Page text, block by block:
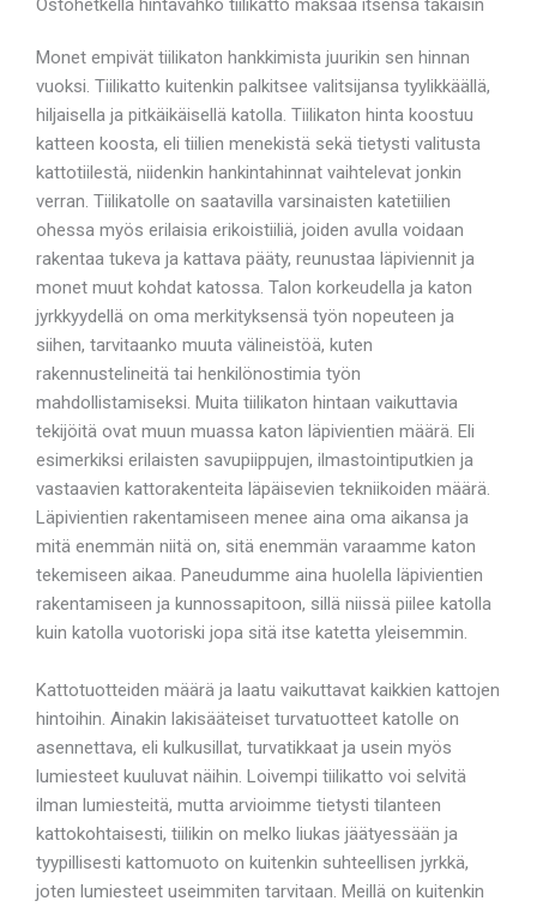
Ostohetkellä hintavahko tiilikatto maksaa itsensä takaisin
Monet empivät tiilikaton hankkimista juurikin sen hinnan
vuoksi. Tiilikatto kuitenkin palkitsee valitsijansa tyylikkäällä,
hiljaisella ja pitkäikäisellä katolla. Tiilikaton hinta koostuu
katteen koosta, eli tiilien menekistä sekä tietysti valitusta
kattotiilestä, niidenkin hankintahinnat vaihtelevat jonkin
verran. Tiilikatolle on saatavilla varsinaisten katetiilien
ohessa myös erilaisia erikoistiiliä, joiden avulla voidaan
rakentaa tukeva ja kattava pääty, reunustaa läpiviennit ja
monet muut kohdat katossa. Talon korkeudella ja katon
jyrkkyydellä on oma merkityksensä työn nopeuteen ja
siihen, tarvitaanko muuta välineistöä, kuten
rakennustelineitä tai henkilönostimia työn
mahdollistamiseksi. Muita tiilikaton hintaan vaikuttavia
tekijöitä ovat muun muassa katon läpivientien määrä. Eli
esimerkiksi erilaisten savupiippujen, ilmastointiputkien ja
vastaavien kattorakenteita läpäisevien tekniikoiden määrä.
Läpivientien rakentamiseen menee aina oma aikansa ja
mitä enemmän niitä on, sitä enemmän varaamme katon
tekemiseen aikaa. Paneudumme aina huolella läpivientien
rakentamiseen ja kunnossapitoon, sillä niissä piilee katolla
kuin katolla vuotoriski jopa sitä itse katetta yleisemmin.
Kattotuotteiden määrä ja laatu vaikuttavat kaikkien kattojen
hintoihin. Ainakin lakisääteiset turvatuotteet katolle on
asennettava, eli kulkusillat, turvatikkaat ja usein myös
lumiesteet kuuluvat näihin. Loivempi tiilikatto voi selvitä
ilman lumiesteitä, mutta arvioimme tietysti tilanteen
kattokohtaisesti, tiilikin on melko liukas jäätyessään ja
tyypillisesti kattomuoto on kuitenkin suhteellisen jyrkkä,
joten lumiesteet useimmiten tarvitaan. Meillä on kuitenkin